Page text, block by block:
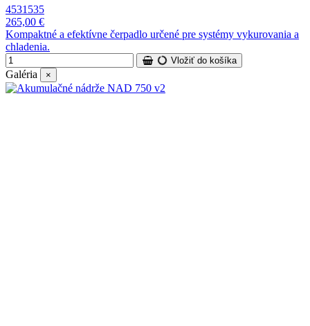
4531535
265,00 €
Kompaktné a efektívne čerpadlo určené pre systémy vykurovania a
chladenia.
Vložiť do košíka
Galéria ×